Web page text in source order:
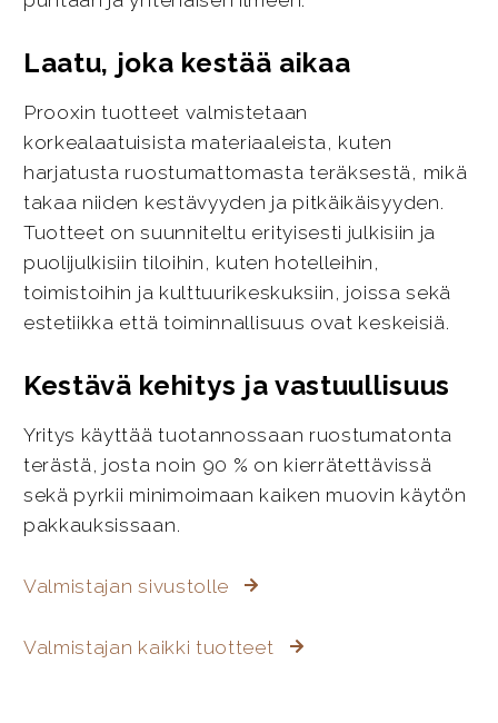
Laatu, joka kestää aikaa
Prooxin tuotteet valmistetaan
korkealaatuisista materiaaleista, kuten
harjatusta ruostumattomasta teräksestä, mikä
takaa niiden kestävyyden ja pitkäikäisyyden.
Tuotteet on suunniteltu erityisesti julkisiin ja
puolijulkisiin tiloihin, kuten hotelleihin,
toimistoihin ja kulttuurikeskuksiin, joissa sekä
estetiikka että toiminnallisuus ovat keskeisiä.
Kestävä kehitys ja vastuullisuus
Yritys käyttää tuotannossaan ruostumatonta
terästä, josta noin 90 % on kierrätettävissä
sekä pyrkii minimoimaan kaiken muovin käytön
pakkauksissaan.
Valmistajan sivustolle
Valmistajan kaikki tuotteet